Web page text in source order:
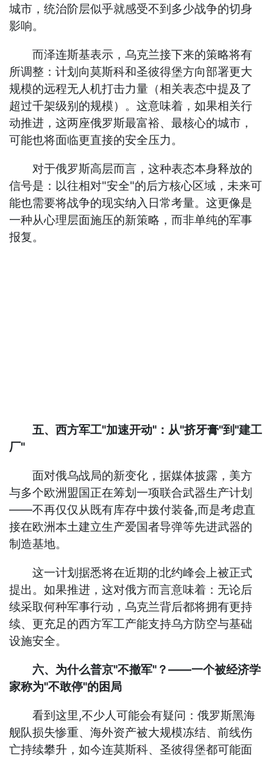
城市，统治阶层似乎就感受不到多少战争的切身
影响。
而泽连斯基表示，乌克兰接下来的策略将有
所调整：计划向莫斯科和圣彼得堡方向部署更大
规模的远程无人机打击力量（相关表态中提及了
超过千架级别的规模）。这意味着，如果相关行
动推进，这两座俄罗斯最富裕、最核心的城市，
可能也将面临更直接的安全压力。
对于俄罗斯高层而言，这种表态本身释放的
信号是：以往相对"安全"的后方核心区域，未来可
能也需要将战争的现实纳入日常考量。这更像是
一种从心理层面施压的新策略，而非单纯的军事
报复。
五、西方军工"加速开动"：从"挤牙膏"到"建工
厂"
面对俄乌战局的新变化，据媒体披露，美方
与多个欧洲盟国正在筹划一项联合武器生产计划
——不再仅仅从既有库存中拨付装备,而是考虑直
接在欧洲本土建立生产爱国者导弹等先进武器的
制造基地。
这一计划据悉将在近期的北约峰会上被正式
提出。如果推进，这对俄方而言意味着：无论后
续采取何种军事行动，乌克兰背后都将拥有更持
续、更充足的西方军工产能支持乌方防空与基础
设施安全。
六、为什么普京"不撤军"？——一个被经济学
家称为"不敢停"的困局
看到这里,不少人可能会有疑问：俄罗斯黑海
舰队损失惨重、海外资产被大规模冻结、前线伤
亡持续攀升，如今连莫斯科、圣彼得堡都可能面